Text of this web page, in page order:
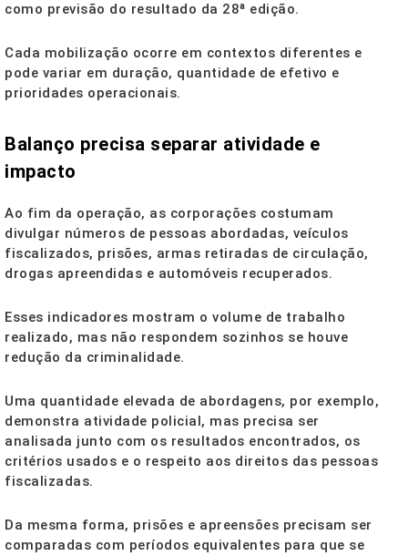
como previsão do resultado da 28ª edição.
Cada mobilização ocorre em contextos diferentes e
pode variar em duração, quantidade de efetivo e
prioridades operacionais.
Balanço precisa separar atividade e
impacto
Ao fim da operação, as corporações costumam
divulgar números de pessoas abordadas, veículos
fiscalizados, prisões, armas retiradas de circulação,
drogas apreendidas e automóveis recuperados.
Esses indicadores mostram o volume de trabalho
realizado, mas não respondem sozinhos se houve
redução da criminalidade.
Uma quantidade elevada de abordagens, por exemplo,
demonstra atividade policial, mas precisa ser
analisada junto com os resultados encontrados, os
critérios usados e o respeito aos direitos das pessoas
fiscalizadas.
Da mesma forma, prisões e apreensões precisam ser
comparadas com períodos equivalentes para que se